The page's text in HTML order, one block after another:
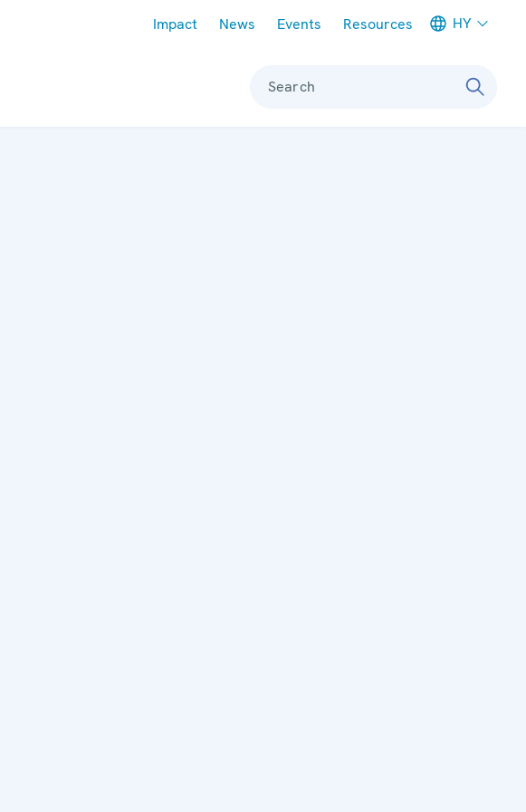
Impact News Events Resources HY
Search